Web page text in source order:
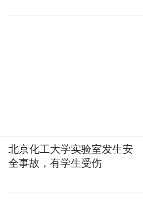
北京化工大学实验室发生安
全事故，有学生受伤